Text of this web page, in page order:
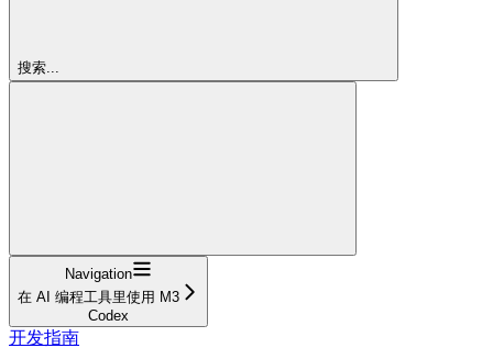
搜索...
Navigation
在 AI 编程工具里使用 M3
Codex
开发指南